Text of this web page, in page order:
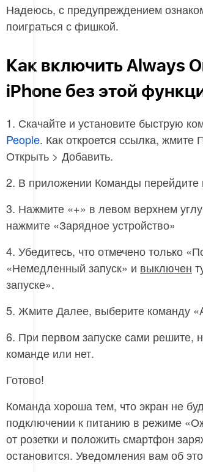
Надеюсь, с предупреждением
поиграться с фишкой.
Как включить Always
iPhone без этой
1. Скачайте и установите быструю
People. Как откроется ссылка, жмите
Открыть > Добавить.
2. В приложении Команды перейдите
3. Нажмите «+» в левом верхнем
нажмите «Зарядное устройство»
4. Убедитесь, что отмечено только
«Немедленный запуск» и выключен
запуске».
5. Жмите Далее, выберите команду
6. При первом запуске сами решите,
команде или нет.
Готово!
Команда хороша тем, что экран не
подключении к питанию в режиме
от розетки и положить смартфон
остановится. Уведомления вам об